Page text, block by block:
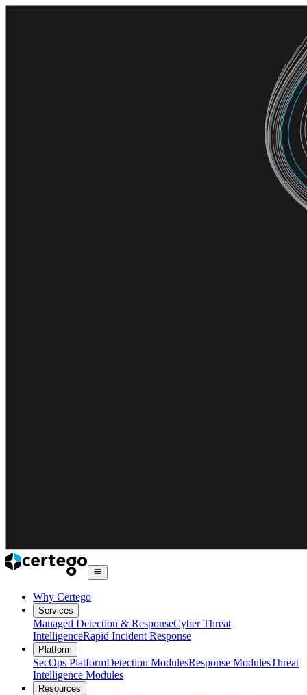
Why Certego
Services
Managed Detection & ResponseCyber Threat
IntelligenceRapid Incident Response
Platform
SecOps PlatformDetection ModulesResponse ModulesThreat
Intelligence Modules
Resources